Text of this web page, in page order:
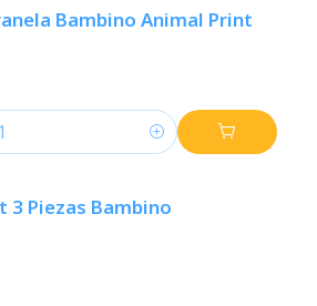
Bambino Animal Print
3 Piezas Bambino